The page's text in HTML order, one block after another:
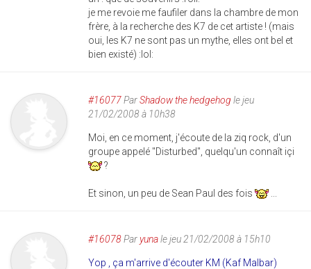
je me revoie me faufiler dans la chambre de mon
frère, à la recherche des K7 de cet artiste ! (mais
oui, les K7 ne sont pas un mythe, elles ont bel et
bien existé) :lol:
#16077ParShadow the hedgehog le jeu
21/02/2008 à 10h38
Moi, en ce moment, j'écoute de la ziq rock, d'un
groupe appelé "Disturbed", quelqu'un connaît içi
?
Et sinon, un peu de Sean Paul des fois
#16078Paryunale jeu 21/02/2008 à 15h10
Yop , ça m'arrive d'écouter KM (Kaf Malbar)